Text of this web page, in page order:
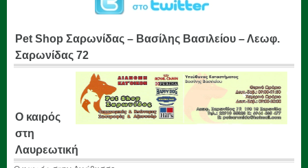
Pet Shop Σαρωνίδας – Βασίλης Βασιλείου – Λεωφ.
Σαρωνίδας 72
Ο καιρός
στη
Λαυρεωτική